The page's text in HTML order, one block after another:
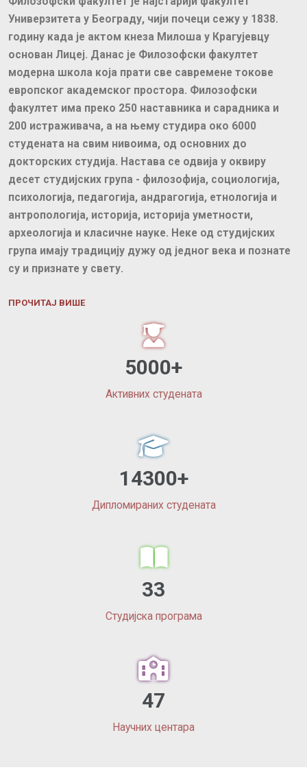
Универзитета у Београду, чији почеци сежу у 1838.
годину када је актом кнеза Милоша у Крагујевцу
основан Лицеј. Данас је Филозофски факултет
модерна школа која прати све савремене токове
европског академског простора. Филозофски
факултет има преко 250 наставника и сарадника и
200 истраживача, а на њему студира око 6000
студената на свим нивоима, од основних до
докторских студија. Настава се одвија у оквиру
десет студијских група - филозофија, социологија,
психологија, педагогија, андрагогија, етнологија и
антропологија, историја, историја уметности,
археологија и класичне науке. Неке од студијских
група имају традицију дужу од једног века и познате
су и признате у свету.
ПРОЧИТАЈ ВИШЕ
5000+
Активних студената
14300+
Дипломираних студената
33
Студијска програма
47
Научних центара